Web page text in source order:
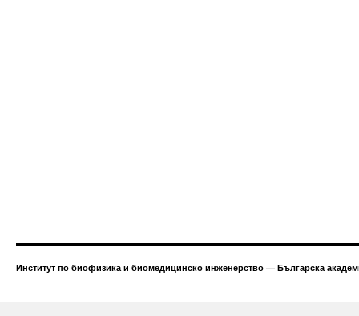
Институт по биофизика и биомедицинско инженерство — Българска